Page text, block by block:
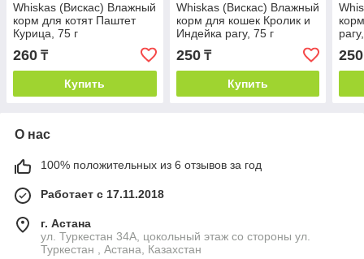
Whiskas (Вискас) Влажный
корм для котят Паштет
Курица, 75 г
260 ₸
Купить
Whiskas (Вискас) Влажный
корм для кошек Кролик и
Индейка рагу, 75 г
250₸
Купить
250
О нас
100% положительных из 6 отзывов за год
Работает с 17.11.2018
г. Астана
ул. Туркестан 34А, цокольный этаж со стороны ул.
Туркестан , Астана, Казахстан